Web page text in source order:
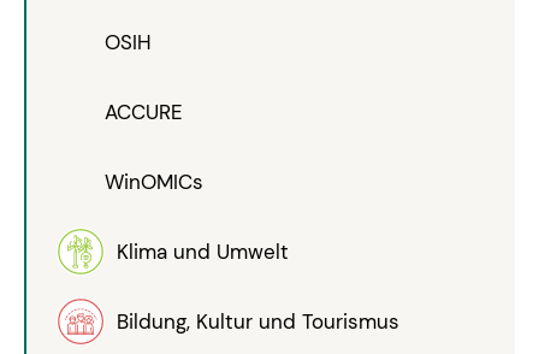
OSIH
ACCURE
WinOMICs
Klima und Umwelt
Bildung, Kultur und Tourismus